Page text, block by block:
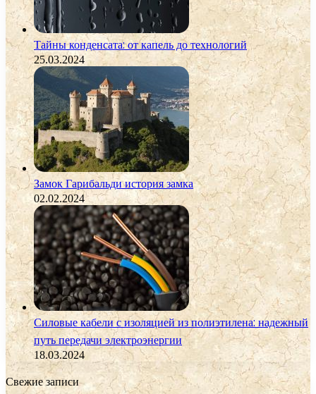
Тайны конденсата: от капель до технологий
25.03.2024
Замок Гарибальди история замка
02.02.2024
Силовые кабели с изоляцией из полиэтилена: надежный
путь передачи электроэнергии
18.03.2024
Свежие записи